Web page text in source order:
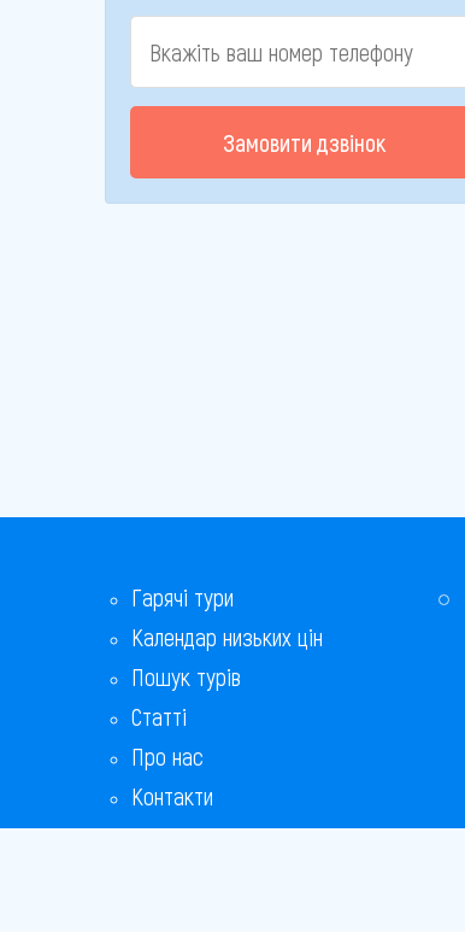
Замовити дзвінок
Гарячі тури
Календар низьких цін
Пошук турів
Статті
Про нас
Контакти
Бонусна програма